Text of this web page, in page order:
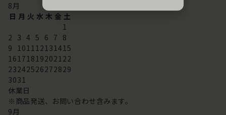
8月
日 月 火 水 木 金 土
1
2 3 4 5 6 7 8
9 101112131415
16171819202122
23242526272829
3031
休業日
※商品発送、お問い合わせ含みます。
9月